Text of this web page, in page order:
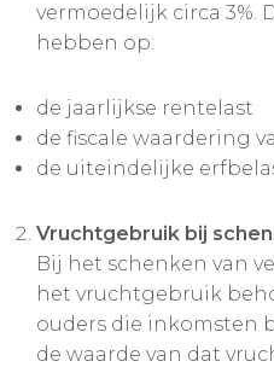
vermoedelijk circa 3%.
hebben op:
de jaarlijkse rentelast
de fiscale waardering
de uiteindelijke
Vruchtgebruik bij
Bij het schenken van
het vruchtgebruik
ouders die inkomsten
de waarde van dat